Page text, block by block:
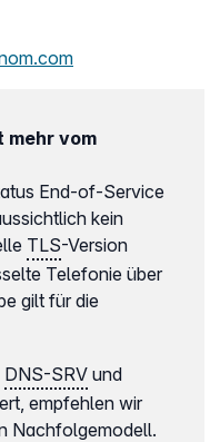
mehr vom
End-of-Service
kein
TLS-Version
Telefonie über
gilt für die
DNS-SRV und
empfehlen wir
Nachfolgemodell.